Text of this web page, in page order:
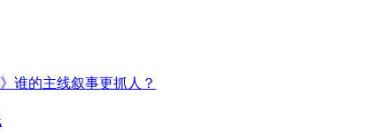
谁的主线叙事更抓人？